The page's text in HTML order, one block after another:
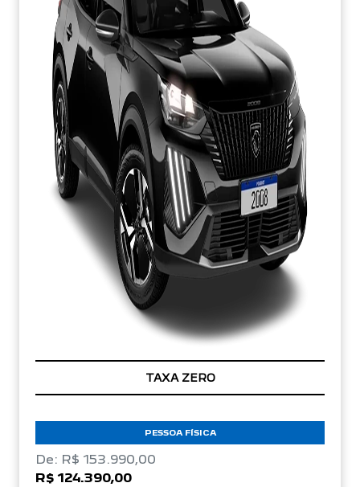
TAXA ZERO
PESSOA FÍSICA
De: R$ 153.990,00
R$ 124.390,00